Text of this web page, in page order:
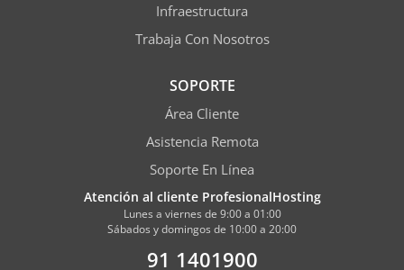
Infraestructura
Trabaja Con Nosotros
SOPORTE
Área Cliente
Asistencia Remota
Soporte En Línea
Atención al cliente ProfesionalHosting
Lunes a viernes de 9:00 a 01:00
Sábados y domingos de 10:00 a 20:00
91 1401900